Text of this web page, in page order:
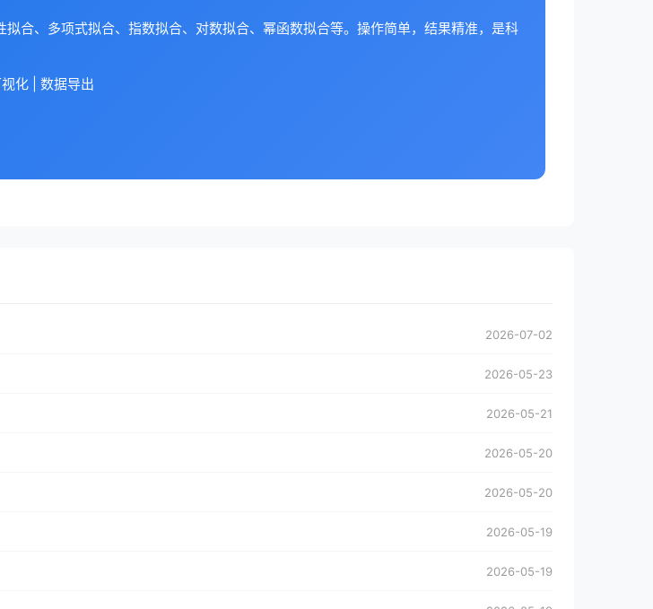
合、多项式拟合、指数拟合、对数拟合、幂函数拟合等。操作简单，结果精准，是科
化 | 数据导出
2026-07-02
2026-05-23
2026-05-21
2026-05-20
2026-05-20
2026-05-19
2026-05-19